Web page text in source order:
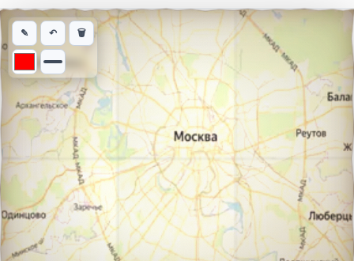
Интерактивная карта автомобильного маршрута из города
✎ ↶ 🗑